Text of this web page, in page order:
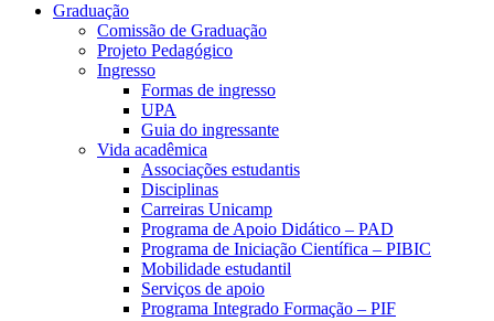
Graduação
Comissão de Graduação
Projeto Pedagógico
Ingresso
Formas de ingresso
UPA
Guia do ingressante
Vida acadêmica
Associações estudantis
Disciplinas
Carreiras Unicamp
Programa de Apoio Didático – PAD
Programa de Iniciação Científica – PIBIC
Mobilidade estudantil
Serviços de apoio
Programa Integrado Formação – PIF